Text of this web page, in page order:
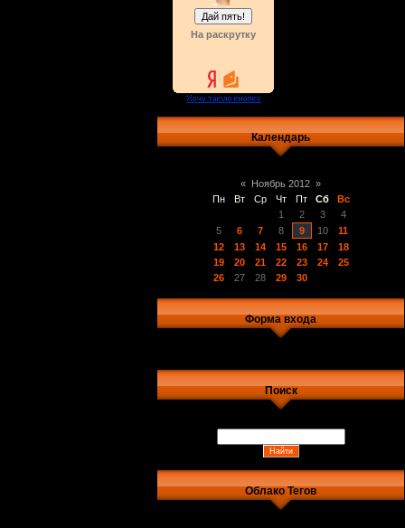
На раскрутку
Календарь
« Ноябрь 2012 »
Пн
Вт Ср Чт Пт Сб
Вс
1
2 3
4
5
6 7 8 9 10
11
12
13 14 15 16 17
18
19
20 21 22 23 24
25
26
27 28 29 30
Форма входа
Поиск
Облако Тегов